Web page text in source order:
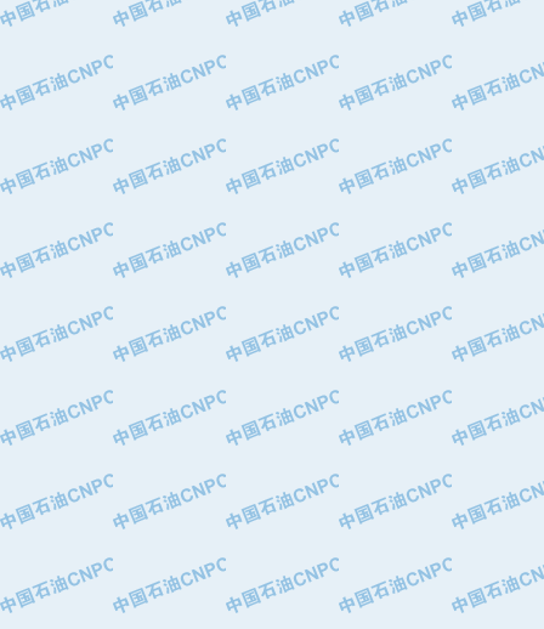
·托肯恒山科技（广州）有限公司
·大庆油田飞马有限公司
·大庆油田有限责任公司
·中国石油华北油田公司
·中国石油锦西石化分公司
·天津钢管集团股份有限公司
·深圳市肯多斯实业发展有限公司
·瓦卢瑞克.曼内斯曼石油专用管（德
·无锡西姆莱斯石油专用管制造有限公
·武汉钢铁（集团）公司
·太原钢铁(集团)有限公司
·马鞍山钢铁股份有限公司
·中国石油天然气股份有限公司兰州石